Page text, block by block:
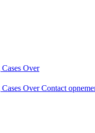
Cases Over
Cases OverContact